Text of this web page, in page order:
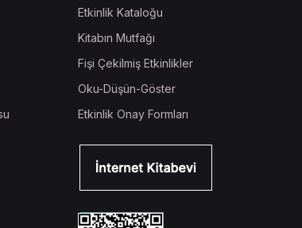
Etkinlik Kataloğu
Kitabın Mutfağı
Fişi Çekilmiş Etkinlikler
Oku-Düşün-Göster
Etkinlik Onay Formları